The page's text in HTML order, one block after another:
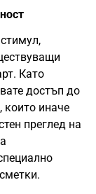
Като
достъп до
иначе
преглед на